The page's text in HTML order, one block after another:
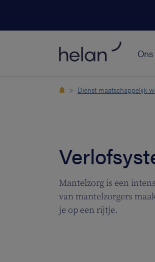
Dienst maatschappelijk
Mantelzorg is een
van mantelzorgers
je op een rijtje.